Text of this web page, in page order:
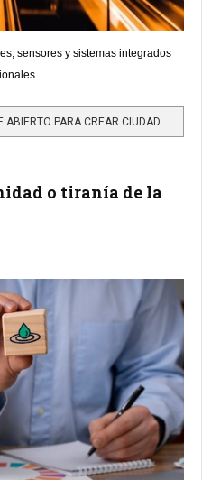
sensores y sistemas integrados
o tiranía de la